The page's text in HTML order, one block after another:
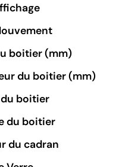
boitier (mm)
du boitier (mm)
boitier
du boitier
du cadran